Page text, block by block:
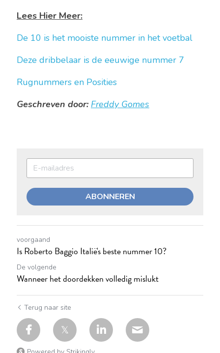
Lees Hier Meer:
De 10 is het mooiste nummer in het voetbal
Deze dribbelaar is de eeuwige nummer 7
Rugnummers en Posities
Geschreven door: Freddy Gomes
ABONNEREN
voorgaand
Is Roberto Baggio Italië's beste nummer 10?
De volgende
Wanneer het doordekken volledig mislukt
Terug naar site